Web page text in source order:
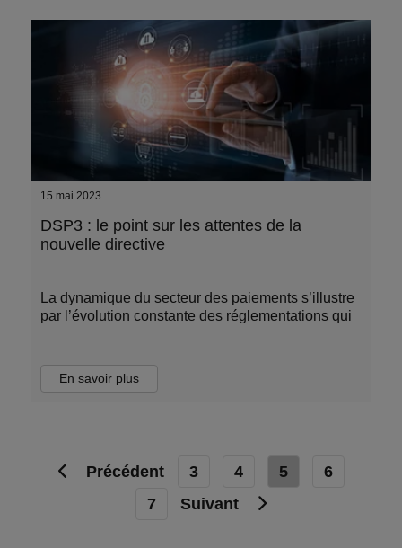
15 mai 2023
DSP3 : le point sur les attentes de la
nouvelle directive
La dynamique du secteur des paiements s’illustre
par l’évolution constante des réglementations qui
En savoir plus
Précédent 3 4 5
6
7
Suivant